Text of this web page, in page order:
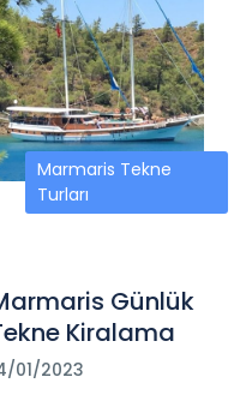
Marmaris Tekne
Turları
Günlük
Kiralama
01/2023